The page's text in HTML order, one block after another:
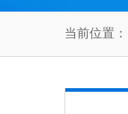
当前位置：